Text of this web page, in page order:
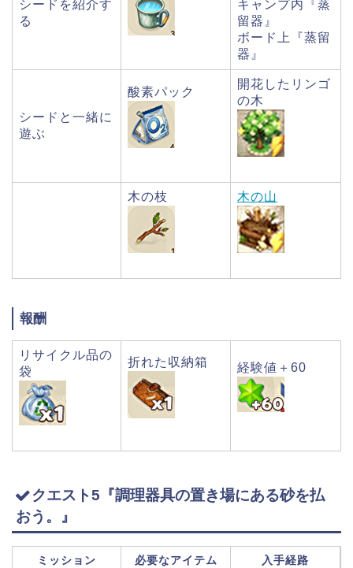
シードを紹介す
る
キャンプ内『蒸
留器』
ボード上『蒸留
器』
シードと一緒に
遊ぶ
酸素パック
開花したリンゴ
の木
木の枝 木の山
報酬
リサイクル品の
袋
折れた収納箱 経験値＋60
クエスト5『調理器具の置き場にある砂を払
おう。』
ミッション 必要なアイテム 入手経路